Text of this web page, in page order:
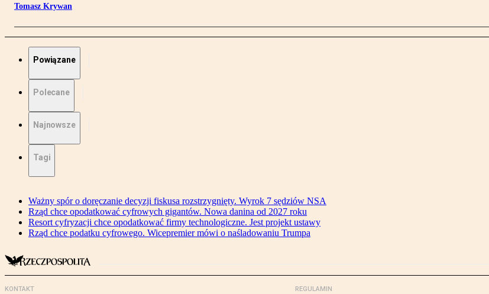
Tomasz Krywan
Powiązane
Polecane
Najnowsze
Tagi
Ważny spór o doręczanie decyzji fiskusa rozstrzygnięty. Wyrok 7 sędziów NSA
Rząd chce opodatkować cyfrowych gigantów. Nowa danina od 2027 roku
Resort cyfryzacji chce opodatkować firmy technologiczne. Jest projekt ustawy
Rząd chce podatku cyfrowego. Wicepremier mówi o naśladowaniu Trumpa
KONTAKT REGULAMIN